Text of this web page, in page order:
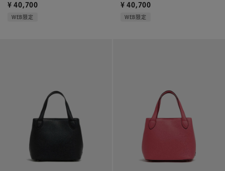
¥ 40,700
WEB限定
¥ 40,700
WEB限定